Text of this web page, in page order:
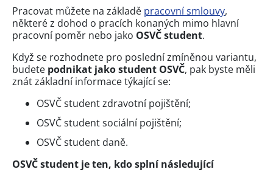
Pracovat můžete na základě pracovní smlouvy,
některé z dohod o pracích konaných mimo hlavní
pracovní poměr nebo jako OSVČ student.
Když se rozhodnete pro poslední zmíněnou variantu,
budete podnikat jako student OSVČ, pak byste měli
znát základní informace týkající se:
OSVČ student zdravotní pojištění;
OSVČ student sociální pojištění;
OSVČ student daně.
OSVČ student je ten, kdo splní následující